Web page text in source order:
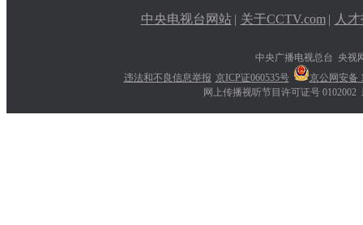
中央电视台网站 | 关于CCTV.com | 人
中央广播电视总台 央视
违法和不良信息举报 京ICP证060535号
京公网安备
网上传播视听节目许可证号 0102002